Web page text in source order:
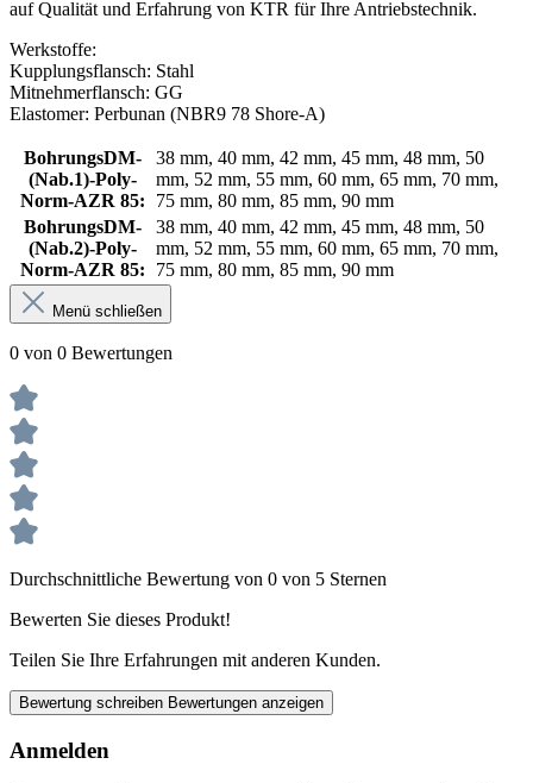
auf Qualität und Erfahrung von KTR für Ihre Antriebstechnik.
Werkstoffe:
Kupplungsflansch: Stahl
Mitnehmerflansch: GG
Elastomer: Perbunan (NBR9 78 Shore-A)
BohrungsDM-
(Nab.1)-Poly-
Norm-AZR 85:
38 mm, 40 mm, 42 mm, 45 mm, 48 mm, 50
mm, 52 mm, 55 mm, 60 mm, 65 mm, 70 mm,
75 mm, 80 mm, 85 mm, 90 mm
BohrungsDM-
(Nab.2)-Poly-
Norm-AZR 85:
38 mm, 40 mm, 42 mm, 45 mm, 48 mm, 50
mm, 52 mm, 55 mm, 60 mm, 65 mm, 70 mm,
75 mm, 80 mm, 85 mm, 90 mm
Menü schließen
0 von 0 Bewertungen
Durchschnittliche Bewertung von 0 von 5 Sternen
Bewerten Sie dieses Produkt!
Teilen Sie Ihre Erfahrungen mit anderen Kunden.
Bewertung schreiben Bewertungen anzeigen
Anmelden